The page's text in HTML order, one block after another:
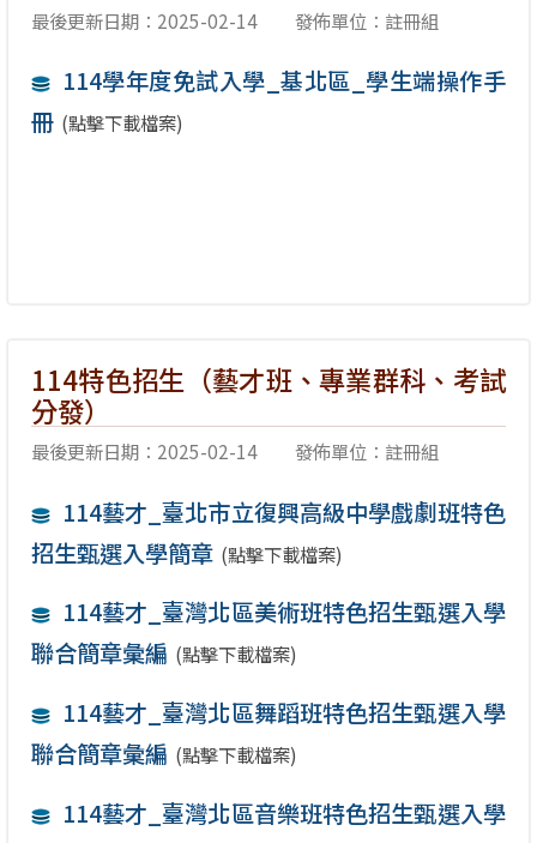
最後更新日期：2025-02-14 發佈單位：註冊組
114學年度免試入學_基北區_學生端操作手
冊 (點擊下載檔案)
114特色招生（藝才班、專業群科、考試
分發）
最後更新日期：2025-02-14 發佈單位：註冊組
114藝才_臺北市立復興高級中學戲劇班特色
招生甄選入學簡章 (點擊下載檔案)
114藝才_臺灣北區美術班特色招生甄選入學
聯合簡章彙編 (點擊下載檔案)
114藝才_臺灣北區舞蹈班特色招生甄選入學
聯合簡章彙編 (點擊下載檔案)
114藝才_臺灣北區音樂班特色招生甄選入學